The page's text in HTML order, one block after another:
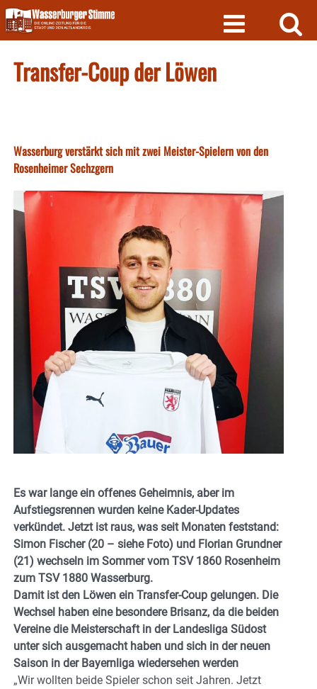
Skip
to
content
Transfer-Coup der Löwen
Wasserburg verstärkt sich mit zwei Meister-Spielern von den
Rosenheimer Sechzgern
Es war lange ein offenes Geheimnis, aber im
Aufstiegsrennen wurden keine Kader-Updates
verkündet. Jetzt ist raus, was seit Monaten feststand:
Simon Fischer (20 – siehe Foto) und Florian Grundner
(21) wechseln im Sommer vom TSV 1860 Rosenheim
zum TSV 1880 Wasserburg.
Damit ist den Löwen ein Transfer-Coup gelungen. Die
Wechsel haben eine besondere Brisanz, da die beiden
Vereine die Meisterschaft in der Landesliga Südost
unter sich ausgemacht haben und sich in der neuen
Saison in der Bayernliga wiedersehen werden
„Wir wollten beide Spieler schon seit Jahren. Jetzt